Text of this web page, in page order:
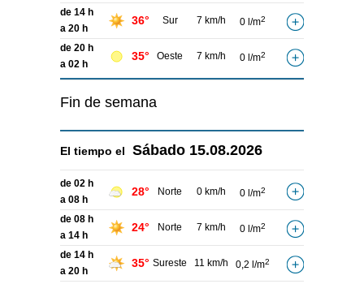
de 14 h
a 20 h
36° Sur 7 km/h 0 l/m2
de 20 h
a 02 h
35° Oeste 7 km/h 0 l/m2
Fin de semana
El tiempo el Sábado 15.08.2026
de 02 h
a 08 h
28° Norte 0 km/h 0 l/m2
de 08 h
a 14 h
24° Norte 7 km/h 0 l/m2
de 14 h
a 20 h
35° Sureste 11 km/h 0,2 l/m2